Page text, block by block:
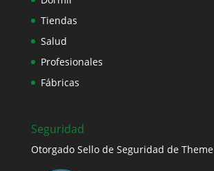
Tiendas
Salud
Profesionales
Fábricas
Seguridad
Otorgado Sello de Seguridad de Theme